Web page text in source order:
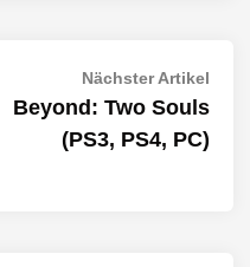
Nächster Artikel
Beyond: Two Souls
(PS3, PS4, PC)